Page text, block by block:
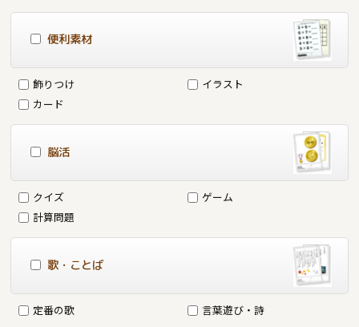
便利素材
飾りつけ
イラスト
カード
脳活
クイズ
ゲーム
計算問題
歌・ことば
定番の歌 言葉遊び・詩